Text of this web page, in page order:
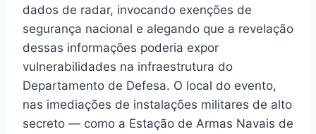
dados de radar, invocando exenções de
segurança nacional e alegando que a revelação
dessas informações poderia expor
vulnerabilidades na infraestrutura do
Departamento de Defesa. O local do evento,
nas imediações de instalações militares de alto
secreto — como a Estação de Armas Navais de